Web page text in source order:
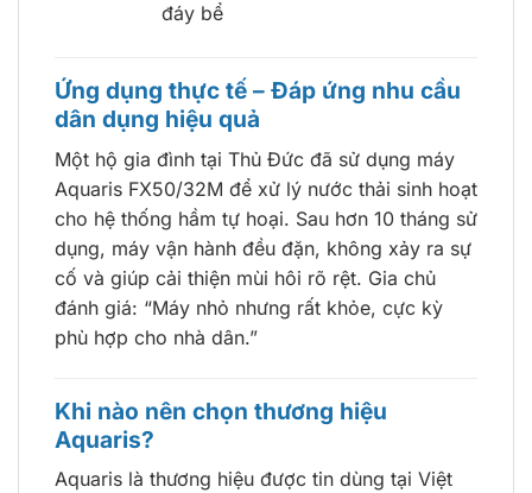
đáy bể
Ứng dụng thực tế – Đáp ứng nhu cầu
dân dụng hiệu quả
Một hộ gia đình tại Thủ Đức đã sử dụng máy
Aquaris FX50/32M để xử lý nước thải sinh hoạt
cho hệ thống hầm tự hoại. Sau hơn 10 tháng sử
dụng, máy vận hành đều đặn, không xảy ra sự
cố và giúp cải thiện mùi hôi rõ rệt. Gia chủ
đánh giá: “Máy nhỏ nhưng rất khỏe, cực kỳ
phù hợp cho nhà dân.”
Khi nào nên chọn thương hiệu
Aquaris?
Aquaris là thương hiệu được tin dùng tại Việt